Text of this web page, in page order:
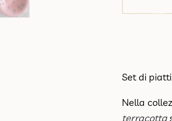
Set di
Nella
terracotta